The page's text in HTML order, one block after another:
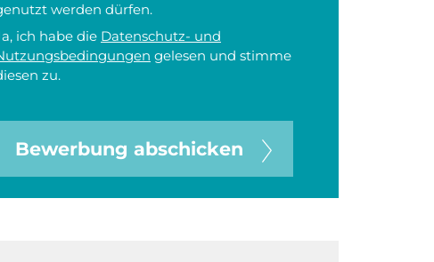
werden dürfen.
ich habe die Datenschutz- und
gelesen und stimme
zu.
Bewerbung abschicken